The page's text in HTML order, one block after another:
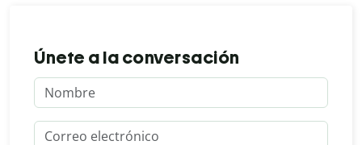
Únete a la conversación